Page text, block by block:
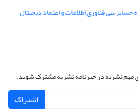
فناوری اطلاعات و اعتماد دیجیتال
مهم نشریه در خبرنامه نشریه مشترک شوید.
اشتراک